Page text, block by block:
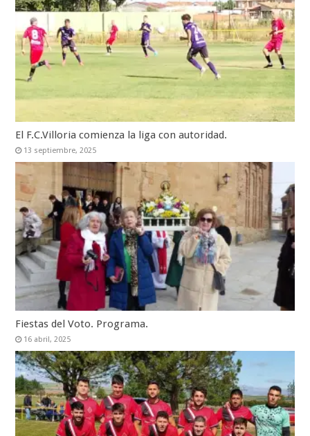
El F.C.Villoria comienza la liga con autoridad.
13 septiembre, 2025
Fiestas del Voto. Programa.
16 abril, 2025